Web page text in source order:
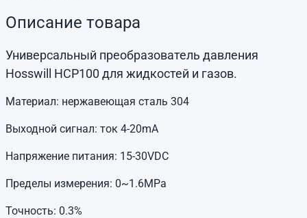
Описание товара
Универсальный преобразователь давления
Hosswill HCP100 для жидкостей и газов.
Материал: нержавеющая сталь 304
Выходной сигнал: ток 4-20mA
Напряжение питания: 15-30VDC
Пределы измерения: 0~1.6MPa
Точность: 0.3%